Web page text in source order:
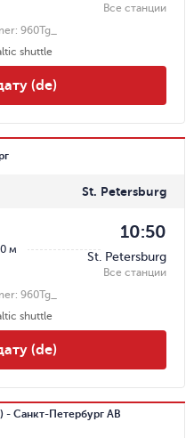
Все станции
960Tg_
shuttle
(de)
St. Petersburg
м
10:50
St. Petersburg
Все станции
960Tg_
shuttle
(de)
- Санкт-Петербург АВ